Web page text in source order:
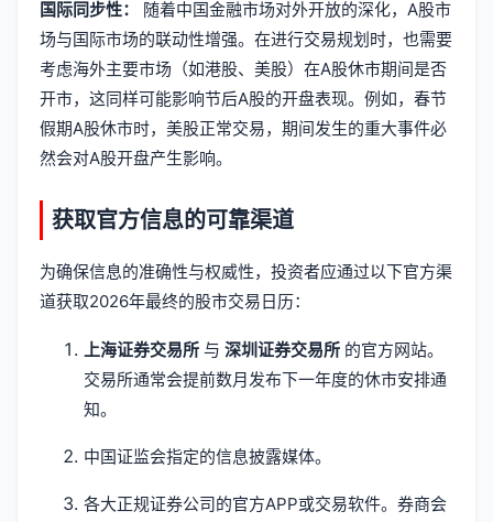
国际同步性：
随着中国金融市场对外开放的深化，A股市
场与国际市场的联动性增强。在进行交易规划时，也需要
考虑海外主要市场（如港股、美股）在A股休市期间是否
开市，这同样可能影响节后A股的开盘表现。例如，春节
假期A股休市时，美股正常交易，期间发生的重大事件必
然会对A股开盘产生影响。
获取官方信息的可靠渠道
为确保信息的准确性与权威性，投资者应通过以下官方渠
道获取2026年最终的股市交易日历：
上海证券交易所 与 深圳证券交易所 的官方网站。
交易所通常会提前数月发布下一年度的休市安排通
知。
中国证监会指定的信息披露媒体。
各大正规证券公司的官方APP或交易软件。券商会